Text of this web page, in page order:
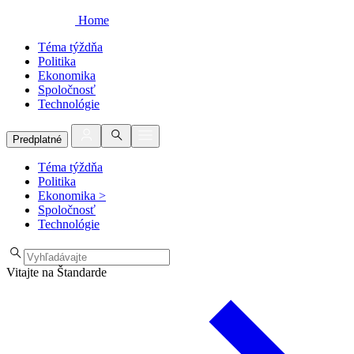
Home
Téma týždňa
Politika
Ekonomika
Spoločnosť
Technológie
Predplatné
Téma týždňa
Politika
Ekonomika >
Spoločnosť
Technológie
Vitajte na Štandarde